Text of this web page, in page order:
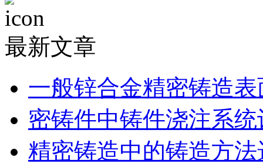
最新文章
一般锌合金精密铸造
密铸件中铸件浇注系
精密铸造中的铸造方